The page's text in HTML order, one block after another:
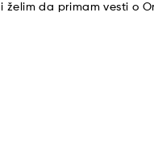
i želim da primam vesti o